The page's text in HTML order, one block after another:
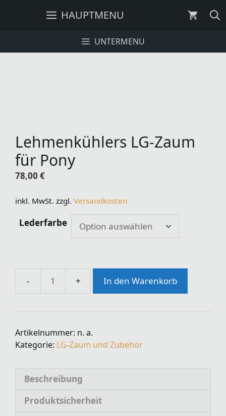
HAUPTMENU
UNTERMENU
Lehmenkühlers LG-Zaum
für Pony
78,00 €
inkl. MwSt. zzgl. Versandkosten
Lederfarbe
Lehmenkühlers
Zaum
Pony
Menge
In den Warenkorb
Artikelnummer: n. a.
Kategorie: LG-Zaum und Zubehör
Beschreibung
Produktsicherheit